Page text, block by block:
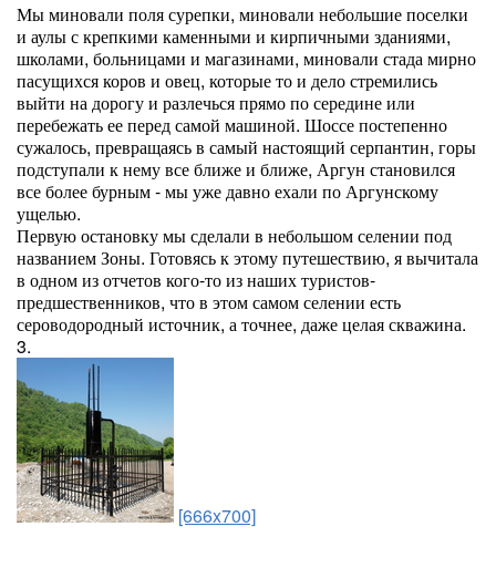
Мы миновали поля сурепки, миновали небольшие поселки
и аулы с крепкими каменными и кирпичными зданиями,
школами, больницами и магазинами, миновали стада мирно
пасущихся коров и овец, которые то и дело стремились
выйти на дорогу и разлечься прямо по середине или
перебежать ее перед самой машиной. Шоссе постепенно
сужалось, превращаясь в самый настоящий серпантин, горы
подступали к нему все ближе и ближе, Аргун становился
все более бурным - мы уже давно ехали по Аргунскому
ущелью.
Первую остановку мы сделали в небольшом селении под
названием Зоны. Готовясь к этому путешествию, я вычитала
в одном из отчетов кого-то из наших туристов-
предшественников, что в этом самом селении есть
сероводородный источник, а точнее, даже целая скважина.
3.
[666x700]